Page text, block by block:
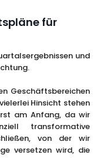
für
und
Geschäftsbereichen
Hinsicht stehen
am Anfang, da wir
transformative
von der wir
versetzen wird, die